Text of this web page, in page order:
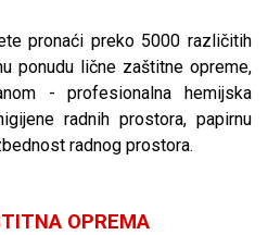
pronaći preko 5000 različitih
ponudu lične zaštitne opreme,
- profesionalna hemijska
radnih prostora, papirnu
radnog prostora.
OPREMA